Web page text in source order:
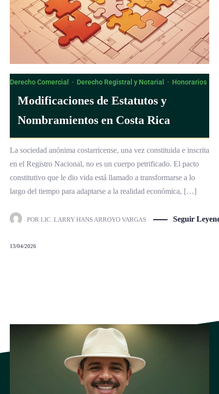
Derecho Comercial · Derecho Registral y Notarial · Honorarios
Modificaciones de Estatutos y
Nombramientos en Costa Rica
La sociedad anónima costarricense, una vez constituida e inscrita
en el Registro Nacional, no es un cuerpo petrificado. El pacto
constitutivo que le dio vida está llamado a transformarse a lo
largo del tiempo para adaptarse a la realidad económica, […]
POR LIC. LARRY HANS ARROYO VARGAS Seguir
13/04/2026